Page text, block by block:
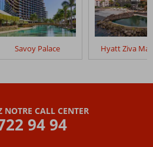
Savoy Palace Hyatt Ziva
NOTRE CALL CENTER
94 94